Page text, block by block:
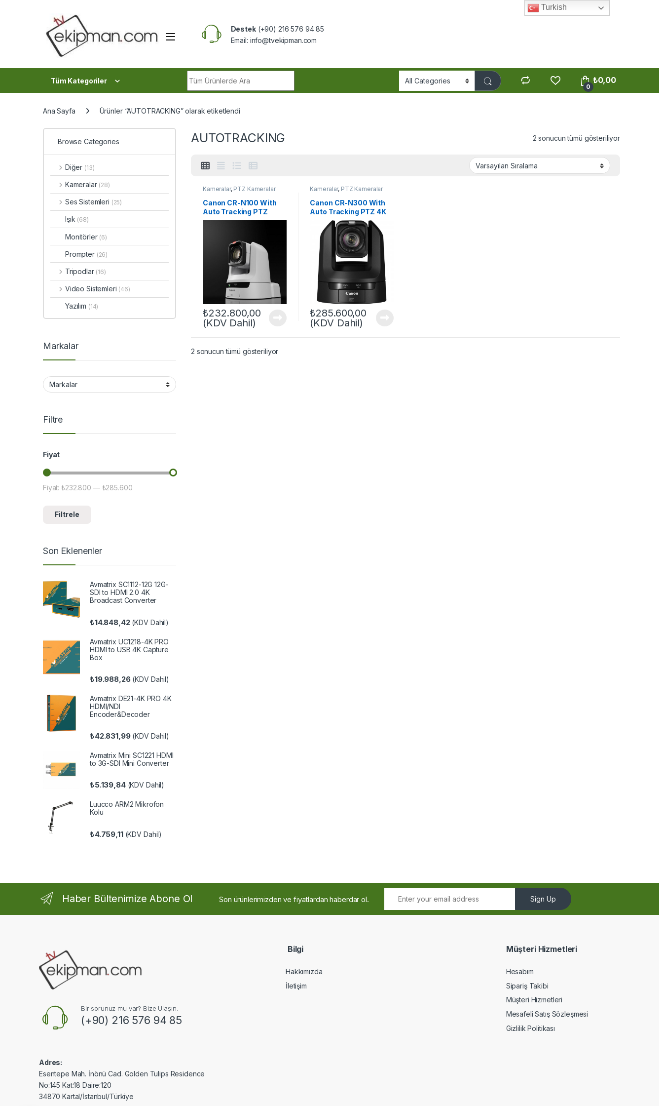
Destek(+90) 216 576 94 85
Email: info@tvekipman.com
Tüm Kategoriler
0
₺0,00
Ana Sayfa Ürünler “AUTOTRACKING” olarak etiketlendi
AUTOTRACKING 2 sonucun tümü gösteriliyor
Kameralar, PTZ Kameralar
Canon CR-N100 With
Auto Tracking PTZ
Kamera
₺232.800,00
(KDV Dahil)
Kameralar, PTZ Kameralar
Canon CR-N300 With
Auto Tracking PTZ 4K
Kamera
₺285.600,00
(KDV Dahil)
2 sonucun tümü gösteriliyor
Browse Categories
Diğer (13)
Kameralar (28)
Ses Sistemleri (25)
Işık (68)
Monitörler (6)
Prompter (26)
Tripodlar (16)
Video Sistemleri (46)
Yazılım (14)
Markalar
Filtre
Fiyat
En düşük fiyat
En yüksek fiyat
Filtrele
Fiyat:₺232.800 — ₺285.600
Son Eklenenler
Avmatrix SC1112-12G 12G-
SDI to HDMI 2.0 4K
Broadcast Converter
₺14.848,42(KDV Dahil)
Avmatrix UC1218-4K PRO
HDMI to USB 4K Capture
Box
₺19.988,26(KDV Dahil)
Avmatrix DE21-4K PRO 4K
HDMI/NDI
Encoder&Decoder
₺42.831,99(KDV Dahil)
Avmatrix Mini SC1221 HDMI
to 3G-SDI Mini Converter
₺5.139,84(KDV Dahil)
Luucco ARM2 Mikrofon
Kolu
₺4.759,11(KDV Dahil)
Haber Bültenimize Abone Ol Son ürünlerimizden ve fiyatlardan haberdar ol. Sign Up
Bir sorunuz mu var? Bize Ulaşın.
(+90) 216 576 94 85
Adres:
Esentepe Mah. İnönü Cad. Golden Tulips Residence
No:145 Kat:18 Daire:120
34870 Kartal/İstanbul/Türkiye
Bilgi
Hakkımızda
İletişim
Müşteri Hizmetleri
Hesabım
Sipariş Takibi
Müşteri Hizmetleri
Mesafeli Satış Sözleşmesi
Gizlilik Politikası
Turkish